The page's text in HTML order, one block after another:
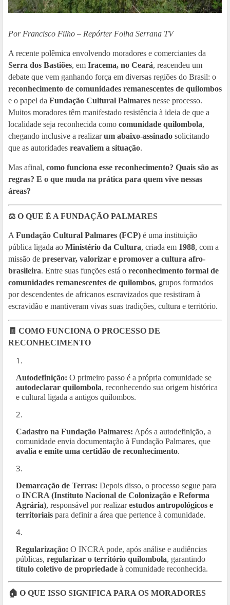
Por Francisco Filho – Repórter Folha Serrana TV
A recente polêmica envolvendo moradores e comerciantes da
Serra dos Bastiões, em Iracema, no Ceará, reacendeu um
debate que vem ganhando força em diversas regiões do Brasil: o
reconhecimento de comunidades remanescentes de quilombos
e o papel da Fundação Cultural Palmares nesse processo.
Muitos moradores têm manifestado resistência à ideia de que a
localidade seja reconhecida como comunidade quilombola,
chegando inclusive a realizarum abaixo-assinado solicitando
que as autoridades reavaliem a situação.
Mas afinal, como funciona esse reconhecimento? Quais são as
regras? E o que muda na prática para quem vive nessas
áreas?
⚖️ O QUE É A FUNDAÇÃO PALMARES
A Fundação Cultural Palmares (FCP) é uma instituição
pública ligada ao Ministério da Cultura, criada em 1988, com a
missão de preservar, valorizar e promover a cultura afro-
brasileira. Entre suas funções está o reconhecimento formal de
comunidades remanescentes de quilombos, grupos formados
por descendentes de africanos escravizados que resistiram à
escravidão e mantiveram vivas suas tradições, cultura e território.
🧾 COMO FUNCIONA O PROCESSO DE
RECONHECIMENTO
Autodefinição: O primeiro passo é a própria comunidade se
autodeclarar quilombola, reconhecendo sua origem histórica
e cultural ligada a antigos quilombos.
Cadastro na Fundação Palmares: Após a autodefinição, a
comunidade envia documentação à Fundação Palmares, que
avalia e emite uma certidão de reconhecimento.
Demarcação de Terras: Depois disso, o processo segue para
o INCRA (Instituto Nacional de Colonização e Reforma
Agrária), responsável por realizarestudos antropológicos e
territoriais para definir a área que pertence à comunidade.
Regularização: O INCRA pode, após análise e audiências
públicas, regularizar o território quilombola, garantindo
título coletivo de propriedade à comunidade reconhecida.
🏠 O QUE ISSO SIGNIFICA PARA OS MORADORES